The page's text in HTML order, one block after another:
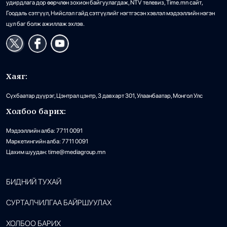
удирдлага дор өөрчлөн зохион байгуулагдаж, NTV телевиз, Time.mn сайт,
Гоодаль сэтгүүл, Нийслэл гайд сэтгүүлийг нэгтгэсэн хэвлэл мэдээллийн нэгэн
цул баг болж ажиллаж эхлэв.
Хаяг:
Сүхбаатар дүүрэг, Цэнтрал цэнтр, 3 давхарт 301, Улаанбаатар, Монгол Улс
Холбоо барих:
Мэдээллийн алба: 7711 0091
Маркетингийн алба: 7711 0091
Цахим шуудан: time@mediagroup.mn
БИДНИЙ ТУХАЙ
СУРТАЛЧИЛГАА БАЙРШУУЛАХ
ХОЛБОО БАРИХ